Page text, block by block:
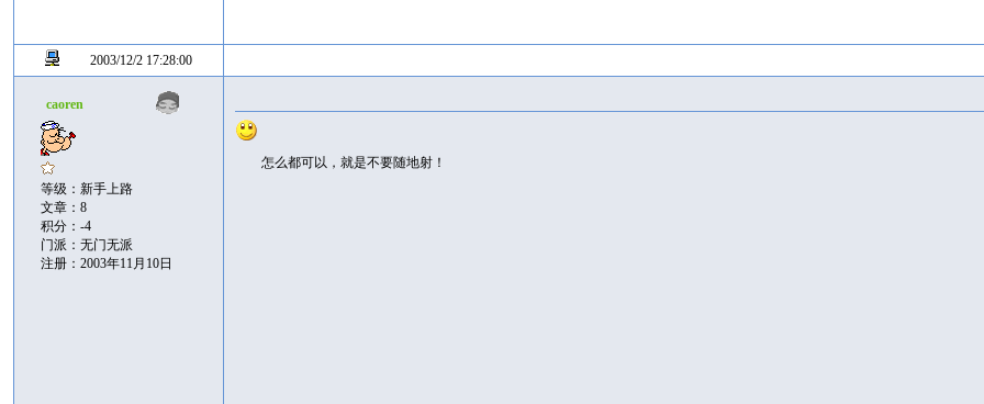
2003/12/2 17:28:00
caoren
等级：新手上路
文章：8
积分：-4
门派：无门无派
注册：2003年11月10日
怎么都可以，就是不要随地射！